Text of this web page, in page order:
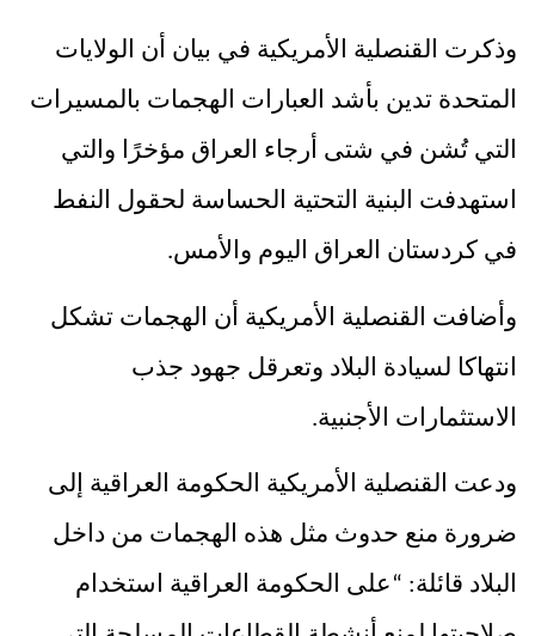
وذكرت القنصلية الأمريكية في بيان أن الولايات
المتحدة تدين بأشد العبارات الهجمات بالمسيرات
التي تُشن في شتى أرجاء العراق مؤخرًا والتي
استهدفت البنية التحتية الحساسة لحقول النفط
في كردستان العراق اليوم والأمس.
وأضافت القنصلية الأمريكية
أن الهجمات تشكل
انتهاكا لسيادة البلاد وتعرقل جهود جذب
الاستثمارات الأجنبية.
ودعت القنصلية الأمريكية الحكومة العراقية إلى
ضرورة منع حدوث مثل هذه الهجمات من داخل
البلاد قائلة: “على الحكومة العراقية
استخدام